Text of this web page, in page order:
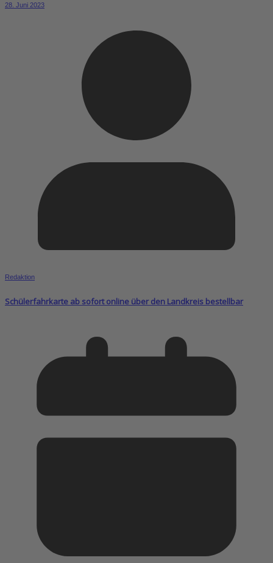
28. Juni 2023
Redaktion
Schülerfahrkarte ab sofort online über den Landkreis bestellbar